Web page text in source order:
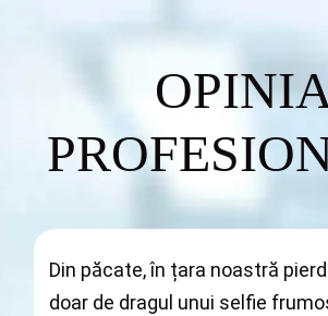
Din păcate, în țara noastră
doar de dragul unui selfie